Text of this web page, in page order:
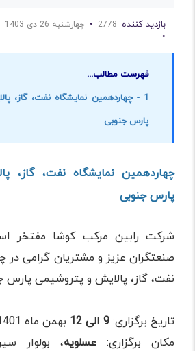
بازدید کننده • چهارشنبه 26 دی 1403
•
فهرست مطالب...
1 - چهاردهمین نمایشگاه نفت، گاز،
پارس جنوبی
چهاردهمین نمایشگاه نفت، گاز،
پارس جنوبی
شرکت رابین مرکب کوشا مفتخر
صنعتگران عزیز و مشتریان گرامی در
نفت، گاز، پالایش و پتروشیمی پارس
تاریخ برگزاری: 9 الی 12
بهمن ماه 1401
مکان برگزاری: عسلویه، بولوار